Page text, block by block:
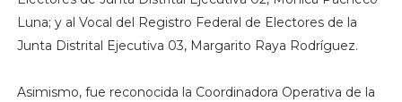
Luna; y al Vocal del Registro Federal de Electores de la
Junta Distrital Ejecutiva 03, Margarito Raya Rodríguez.
Asimismo, fue reconocida la Coordinadora Operativa de la